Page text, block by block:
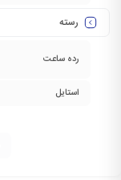
رسته
رده ساعت
استایل